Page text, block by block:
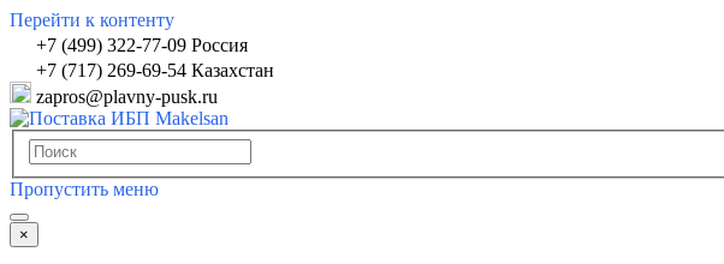
Перейти к контенту
+7 (499) 322-77-09 Россия
+7 (717) 269-69-54 Казахстан
zapros@plavny-pusk.ru
Пропустить меню
×